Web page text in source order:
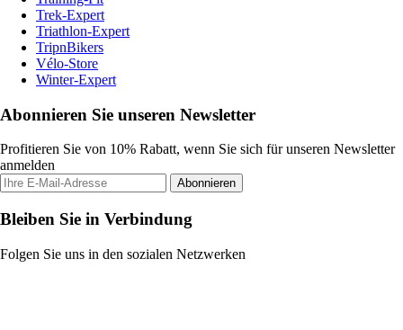
Trek-Expert
Triathlon-Expert
TripnBikers
Vélo-Store
Winter-Expert
Abonnieren Sie unseren Newsletter
Profitieren Sie von 10% Rabatt, wenn Sie sich für unseren Newsletter
anmelden
Abonnieren
Bleiben Sie in Verbindung
Folgen Sie uns in den sozialen Netzwerken